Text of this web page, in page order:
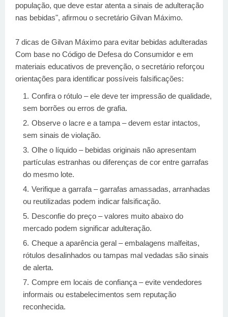
população, que deve estar atenta a sinais de adulteração
nas bebidas", afirmou o secretário Gilvan Máximo.
7 dicas de Gilvan Máximo para evitar bebidas adulteradas
Com base no Código de Defesa do Consumidor e em
materiais educativos de prevenção, o secretário reforçou
orientações para identificar possíveis falsificações:
Confira o rótulo – ele deve ter impressão de qualidade,
sem borrões ou erros de grafia.
Observe o lacre e a tampa – devem estar intactos,
sem sinais de violação.
Olhe o líquido – bebidas originais não apresentam
partículas estranhas ou diferenças de cor entre garrafas
do mesmo lote.
Verifique a garrafa – garrafas amassadas, arranhadas
ou reutilizadas podem indicar falsificação.
Desconfie do preço – valores muito abaixo do
mercado podem significar adulteração.
Cheque a aparência geral – embalagens malfeitas,
rótulos desalinhados ou tampas mal vedadas são sinais
de alerta.
Compre em locais de confiança – evite vendedores
informais ou estabelecimentos sem reputação
reconhecida.